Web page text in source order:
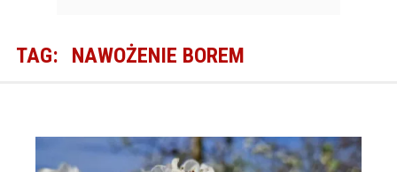
TAG: NAWOŻENIE BOREM